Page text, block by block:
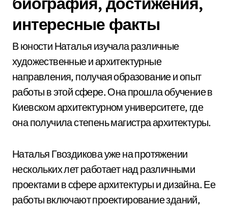
интересные факты
В юности Наталья изучала различные
художественные и архитектурные
направления, получая образование и опыт
работы в этой сфере. Она прошла обучение в
Киевском архитектурном университете, где
она получила степень магистра архитектуры.
Наталья Гвоздикова уже на протяжении
нескольких лет работает над различными
проектами в сфере архитектуры и дизайна. Ее
работы включают проектирование зданий,